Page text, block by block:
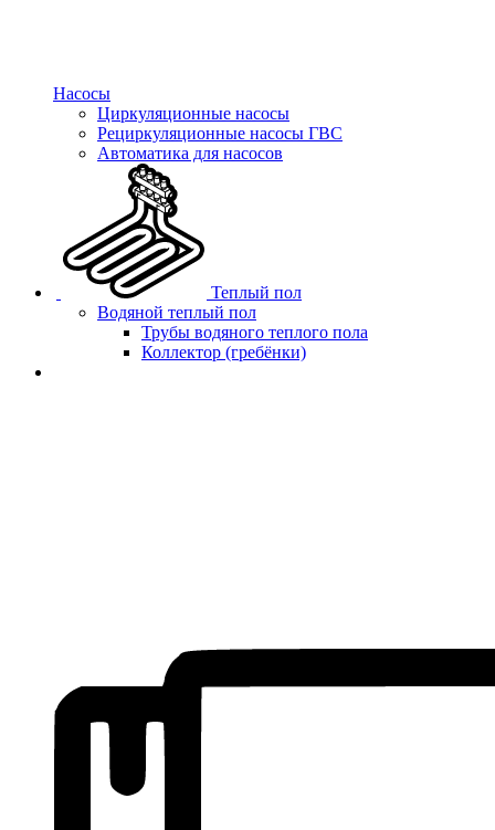
Насосы
Циркуляционные насосы
Рециркуляционные насосы ГВС
Автоматика для насосов
Теплый пол
Водяной теплый пол
Трубы водяного теплого пола
Коллектор (гребёнки)